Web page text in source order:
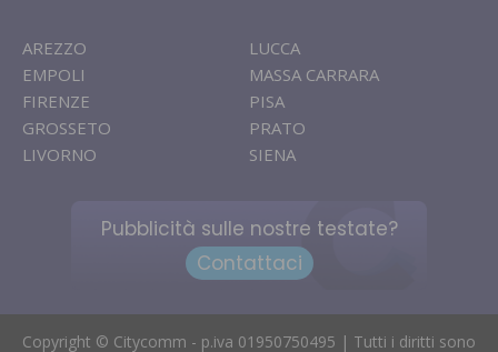
AREZZO
EMPOLI
FIRENZE
GROSSETO
LIVORNO
LUCCA
MASSA CARRARA
PISA
PRATO
SIENA
Pubblicità sulle nostre testate?
Contattaci
Copyright © Citycomm - p.iva 01950750495 | Tutti i diritti sono